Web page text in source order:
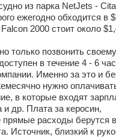
из парка NetJets -
ежегодно обходится в
2000 стоит около
только позвонить своему
в течение 4 - 6
Именно за это и
нужно
в которые входят
и др. Плата за керосин,
прямые расходы берутся в
Источник, близкий к